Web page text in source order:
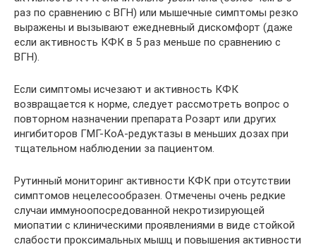
раз по сравнению с ВГН) или мышечные симптомы резко
выражены и вызывают ежедневный дискомфорт (даже
если активность КФК в 5 раз меньше по сравнению с
ВГН).
Если симптомы исчезают и активность КФК
возвращается к норме, следует рассмотреть вопрос о
повторном назначении препарата Розарт или других
ингибиторов ГМГ-КоА-редуктазы в меньших дозах при
тщательном наблюдении за пациентом.
Рутинный мониторинг активности КФК при отсутствии
симптомов нецелесообразен. Отмечены очень редкие
случаи иммуноопосредованной некротизирующей
миопатии с клиническими проявлениями в виде стойкой
слабости проксимальных мышц и повышения активности